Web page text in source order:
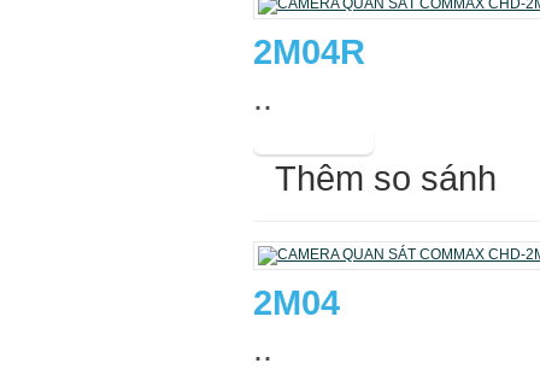
2M04R
..
Thêm so sánh
2M04
..